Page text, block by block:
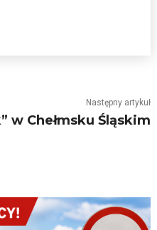
Następny artykuł
w Chełmsku Śląskim